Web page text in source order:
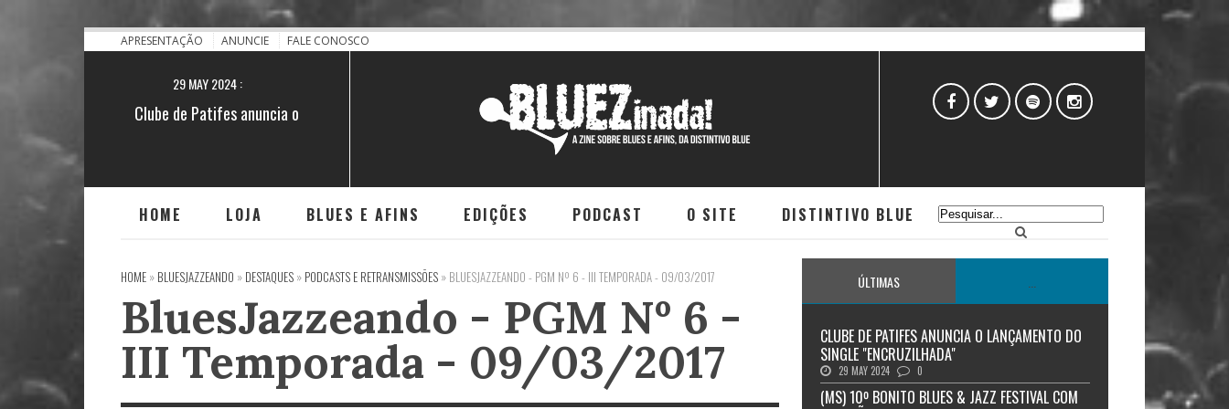
APRESENTAÇÃO ANUNCIE FALE CONOSCO
[BA] Blues no quilombo do Iguape
29 MAY 2024 :
Clube de Patifes anuncia o
HOME LOJA BLUES E AFINS EDIÇÕES PODCAST O SITE DISTINTIVO BLUE
HOME » BLUESJAZZEANDO » DESTAQUES » PODCASTS E RETRANSMISSÕES » BLUESJAZZEANDO - PGM Nº 6 - III TEMPORADA - 09/03/2017
BluesJazzeando - PGM Nº 6 -
III Temporada - 09/03/2017
ÚLTIMAS
CLUBE DE PATIFES ANUNCIA O LANÇAMENTO DO
SINGLE "ENCRUZILHADA"
29 MAY 2024 0
(MS) 10º BONITO BLUES & JAZZ FESTIVAL COM